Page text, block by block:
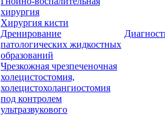
хирургия
Хирургия кисти
Дренирование
патологических жидкостных
образований
Чрезкожная чрезпеченочная
холецистостомия,
холецистохолангиостомия
под контролем
ультразвукового